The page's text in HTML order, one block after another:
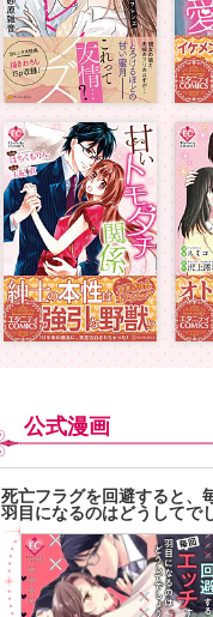
公式漫画
死亡フラグを回避すると、
羽目になるのはどうしてで